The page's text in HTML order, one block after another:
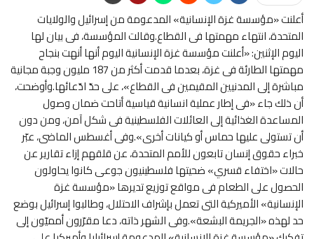
أعلنت «مؤسسة غزة الإنسانية» المدعومة من إسرائيل والولايات
المتحدة، انتهاء مهمتها فى القطاع.وقالت المؤسسة، فى بيان لها
اليوم الإثنين: «أعلنت مؤسسة غزة الإنسانية اليوم أنها أنهت بنجاح
مهمتها الطارئة فى غزة، بعدما قدمت أكثر من 187 مليون وجبة مجانية
مباشرة إلى المدنيين المقيمين فى القطاع»، على حدّ ادّعائها.وأوضحت،
أن ذلك جاء «فى إطار عملية انسانية قياسية أتاحت ضمان وصول
المساعدة الغذائية إلى العائلات الفلسطينية فى شكل آمن، ومن دون
أن تستولى عليها حماس أو كيانات أخرى».وفى أغسطس الماضى، عبّر
خبراء حقوق إنسان تابعون للأمم المتحدة، عن قلقهم إزاء تقارير عن
حالات «اختفاء قسري» ضحيتها فلسطينيون جوعى كانوا يحاولون
الحصول على الطعام فى مواقع توزيع تديرها «مؤسسة غزة
الإنسانية» الأميركية التى تعمل بإشراف الاحتلال، وطالبوا إسرائيل بوضع
حد لهذه «الجريمة البشعة».وفى الشهر ذاته، دعا مقرّرون أمميّون إلى